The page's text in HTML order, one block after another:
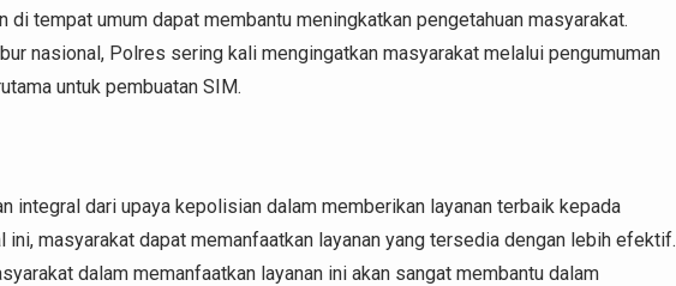
tempat umum dapat membantu meningkatkan pengetahuan masyarakat.
nasional, Polres sering kali mengingatkan masyarakat melalui pengumuman
untuk pembuatan SIM.
integral dari upaya kepolisian dalam memberikan layanan terbaik kepada
ini, masyarakat dapat memanfaatkan layanan yang tersedia dengan lebih efektif.
dalam memanfaatkan layanan ini akan sangat membantu dalam